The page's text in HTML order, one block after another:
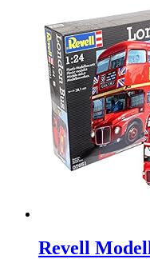
Revell